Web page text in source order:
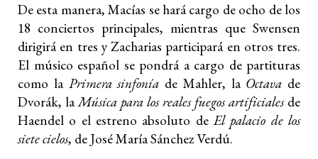
De esta manera, Macías se hará cargo de ocho de los
18 conciertos principales, mientras que Swensen
dirigirá en tres y Zacharias participará en otros tres.
El músico español se pondrá a cargo de partituras
como la Primera sinfonía de Mahler, la Octava de
Dvorák, laMúsica para los reales fuegos artificialesde
Haendel o el estreno absoluto deEl palacio de los
siete cielos, de José María Sánchez Verdú.